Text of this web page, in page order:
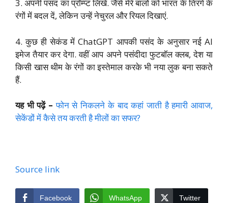
3. अपनी पसंद का प्रॉम्प्ट लिखें. जैसे मेरे बालों को भारत के तिरंगे के
रंगों में बदल दें, लेकिन उन्हें नेचुरल और रियल दिखाएं.
4. कुछ ही सेकंड में ChatGPT आपकी पसंद के अनुसार नई AI
इमेज तैयार कर देगा. वहीं आप अपने पसंदीदा फुटबॉल क्लब, देश या
किसी खास थीम के रंगों का इस्तेमाल करके भी नया लुक बना सकते
हैं.
यह भी पढ़ें – फोन से निकलने के बाद कहां जाती है हमारी आवाज,
सेकेंडों में कैसे तय करती है मीलों का सफर?
Source link
Facebook WhatsApp Twitter